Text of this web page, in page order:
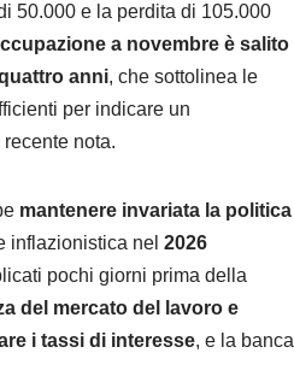
50.000 e la perdita di 105.000
a novembre è salito
anni, che sottolinea le
per indicare un
recente nota.
mantenere invariata la politica
inflazionistica nel 2026
pochi giorni prima della
del mercato del lavoro e
i tassi di interesse, e la banca